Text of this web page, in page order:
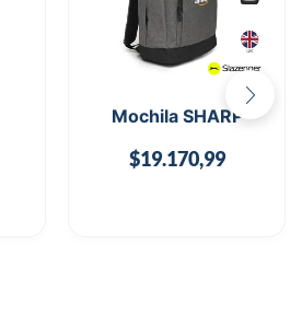
Mochila SHARP
$19.170,99